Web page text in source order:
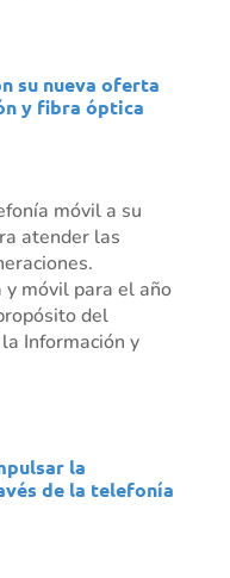
su nueva oferta
y fibra óptica
móvil a su
atender las
móvil para el año
del
Información y
la
de la telefonía